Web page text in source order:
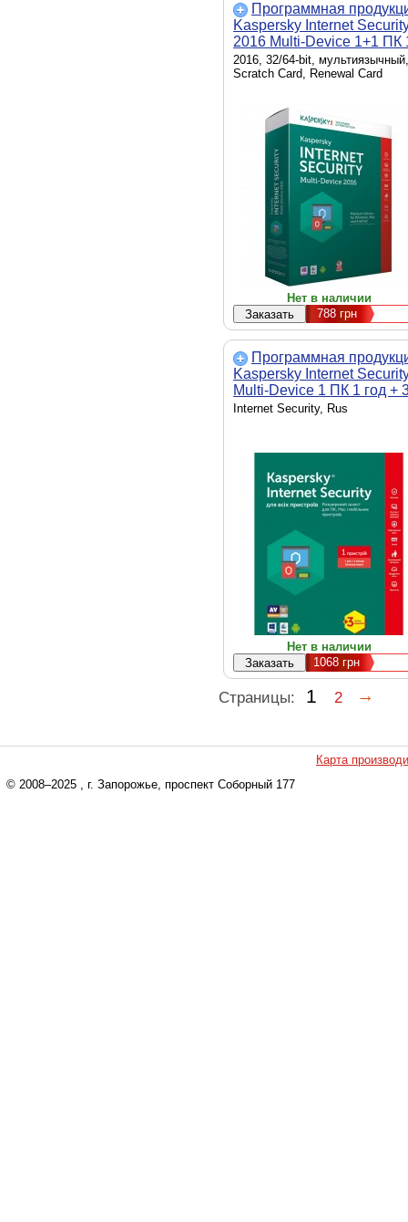
Программная
Kaspersky Internet
2016 Multi-Device 1+1 ПК
год Renewal Car
(KL1941OOAFR16)
2016, 32/64-bit, мультиязычный,
Scratch Card, Renewal Card
Нет в наличии
788грн
Программная
Kaspersky Internet
Multi-Device 1 ПК 1 год +
мес Base Box
Internet Security, Rus
Нет в наличии
1068 грн
Страницы: 1 2
Карта
© 2008–2025 , г. Запорожье, проспект Соборный 177